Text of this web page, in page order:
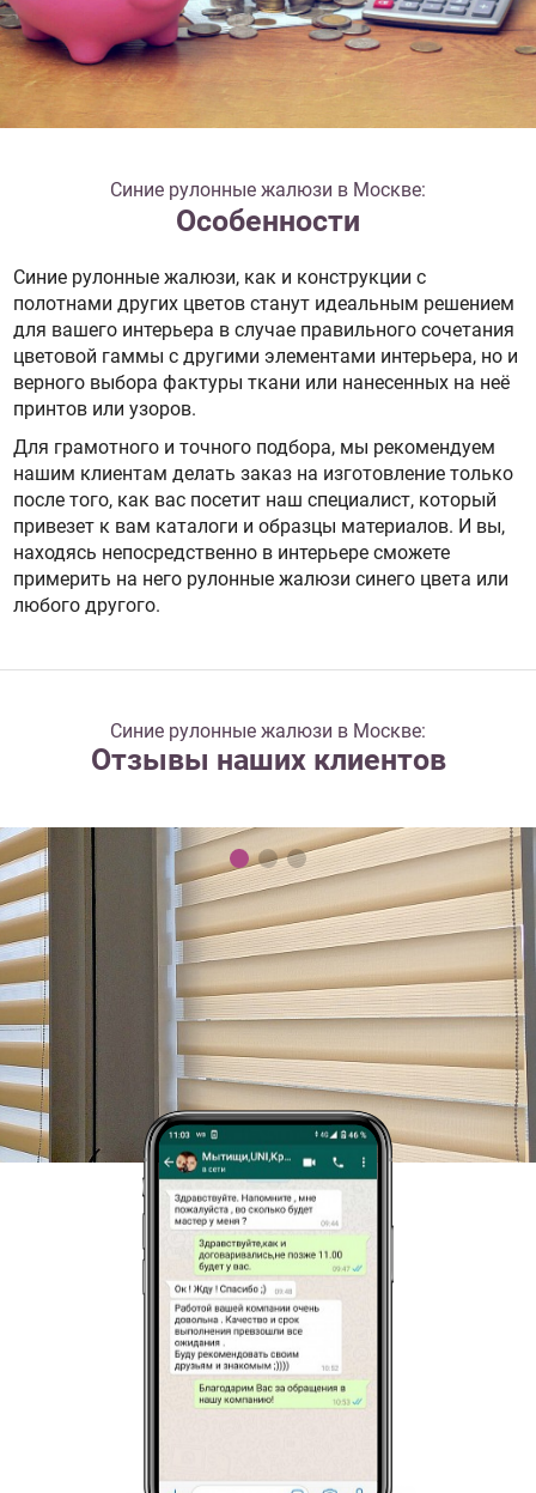
Синие рулонные жалюзи в Москве:
Особенности
Синие рулонные жалюзи, как и конструкции с
полотнами других цветов станут идеальным решением
для вашего интерьера в случае правильного сочетания
цветовой гаммы с другими элементами интерьера, но и
верного выбора фактуры ткани или нанесенных на неё
принтов или узоров.
Для грамотного и точного подбора, мы рекомендуем
нашим клиентам делать заказ на изготовление только
после того, как вас посетит наш специалист, который
привезет к вам каталоги и образцы материалов. И вы,
находясь непосредственно в интерьере сможете
примерить на него рулонные жалюзи синего цвета или
любого другого.
Синие рулонные жалюзи в Москве:
Отзывы наших клиентов